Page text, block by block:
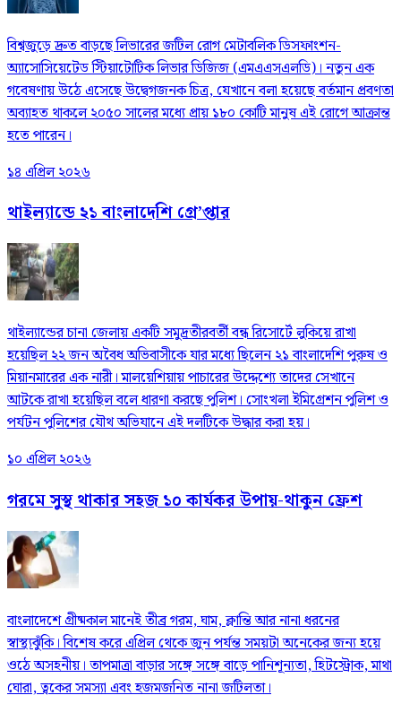
বিশ্বজুড়ে দ্রুত বাড়ছে লিভারের জটিল রোগ মেটাবলিক ডিসফাংশন-
অ্যাসোসিয়েটেড স্টিয়াটোটিক লিভার ডিজিজ (এমএএসএলডি)। নতুন এক
গবেষণায় উঠে এসেছে উদ্বেগজনক চিত্র, যেখানে বলা হয়েছে বর্তমান প্রবণতা
অব্যাহত থাকলে ২০৫০ সালের মধ্যে প্রায় ১৮০ কোটি মানুষ এই রোগে আক্রান্ত
হতে পারেন।
১৪ এপ্রিল ২০২৬
থাইল্যান্ডে ২১ বাংলাদেশি গ্রে’প্তার
থাইল্যান্ডের চানা জেলায় একটি সমুদ্রতীরবর্তী বন্ধ রিসোর্টে লুকিয়ে রাখা
হয়েছিল ২২ জন অবৈধ অভিবাসীকে যার মধ্যে ছিলেন ২১ বাংলাদেশি পুরুষ ও
মিয়ানমারের এক নারী। মালয়েশিয়ায় পাচারের উদ্দেশ্যে তাদের সেখানে
আটকে রাখা হয়েছিল বলে ধারণা করছে পুলিশ। সোংখলা ইমিগ্রেশন পুলিশ ও
পর্যটন পুলিশের যৌথ অভিযানে এই দলটিকে উদ্ধার করা হয়।
১০ এপ্রিল ২০২৬
গরমে সুস্থ থাকার সহজ ১০ কার্যকর উপায়-থাকুন ফ্রেশ
বাংলাদেশে গ্রীষ্মকাল মানেই তীব্র গরম, ঘাম, ক্লান্তি আর নানা ধরনের
স্বাস্থ্যঝুঁকি। বিশেষ করে এপ্রিল থেকে জুন পর্যন্ত সময়টা অনেকের জন্য হয়ে
ওঠে অসহনীয়। তাপমাত্রা বাড়ার সঙ্গে সঙ্গে বাড়ে পানিশূন্যতা, হিটস্ট্রোক, মাথা
ঘোরা, ত্বকের সমস্যা এবং হজমজনিত নানা জটিলতা।